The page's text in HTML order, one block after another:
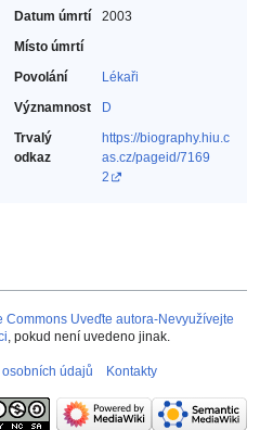
Datum úmrtí
2003
Místo úmrtí
Povolání
Lékaři‎
Významnost
D
Trvalý
odkaz
https://biography.hiu.c
as.cz/pageid/7169
2
Commons Uveďte autora-Nevyužívejte
, pokud není uvedeno jinak.
údajů Kontakty